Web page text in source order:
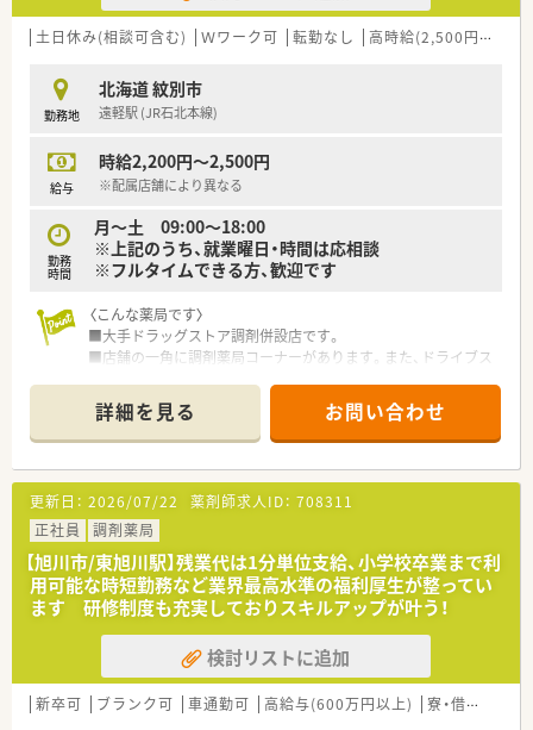
きますので、ブランク明けの方やご自身のペースで経験を積みた
い方にオススメです。
機器を活用しながら安全かつ正確な調剤サービスを提供してい
ただきます。
■子育てをしながら短時間で効率よく働くパート薬剤師の方や、
フルタイムで責任ある業務をこなす正社員まで幅広く活躍して
■旭川市内に在住し、地元に貢献したいという強い思いを持った
スタッフが多く、近隣住民とのコミュニケーションを大切にして
います。
ポートし合う文化が根付いているため中途入社でも馴染みやす
い環境です。
■年3回の賞与支給や無料駐車場の完備など、福利厚生が充実し
た安定感のある法人で働きたいというニーズをお持ちの方にお
すすめです。
趣味の時間を大切にしたいワークライフバランス重視の方に最
適です。
■転勤を伴わずに同じ地域で長く働き続けたい方や、地域医療の
最前線で患者様と深く関わりたいと考える薬剤師の方を歓迎し
ます。
土日休み(相談可含む) Ｗワーク可 転勤なし 高時給(2,500円以上)
勤務地
北海道 紋別市
遠軽駅 (JR石北本線)
給与
時給2,200円～2,500円
※配属店舗により異なる
勤務
時間
月～土 09:00～18:00
※上記のうち、就業曜日・時間は応相談
※フルタイムできる方、歓迎です
〈こんな薬局です〉
■大手ドラッグストア調剤併設店です。
■店舗の一角に調剤薬局コーナーがあります。また、ドライブス
■処方せんは近隣の病院からの処方せんをメインに応需してお
り、様々な内容に対応しています。
■第１類や要指導医薬品の販売は調剤室にて行っていますので、
OTC薬の知識を習得し、業務の幅を広げていくこともできます。
■安心安全の調剤システムを全店導入しています！
電子薬歴・薬袋発行機・散薬監査システム・レセプトコンピュータ
ー・円盤型全自動散薬分包機・調剤過誤防止システムなど安全性
を高め薬剤師の負担を軽減できるシステムを全店に導入してい
ます。
・・＊ 企業の特徴 ＊・・
■北海道に本社を置く大手ドラッグストアチェーンです。
売上はグループ全体で4,000億円超、店舗数も1,200店舗超、子
会社含むグループ全体では2,000店舗超の以上東証プライム上場
企業で、福利厚生は業界内でもトップクラスの水準です。
詳細を見る お問い合わせ
更新日： 2026/07/22 薬剤師求人ID： 708311
正社員
調剤薬局
【旭川市/東旭川駅】残業代は1分単位支給、小学校卒業まで利
用可能な時短勤務など業界最高水準の福利厚生が整ってい
ます 研修制度も充実しておりスキルアップが叶う！
検討リストに追加
新卒可 ブランク可 車通勤可 高給与(600万円以上) 寮・借上社宅あり